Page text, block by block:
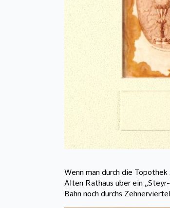
Wenn man durch die
Alten Rathaus über ein
Bahn noch durchs